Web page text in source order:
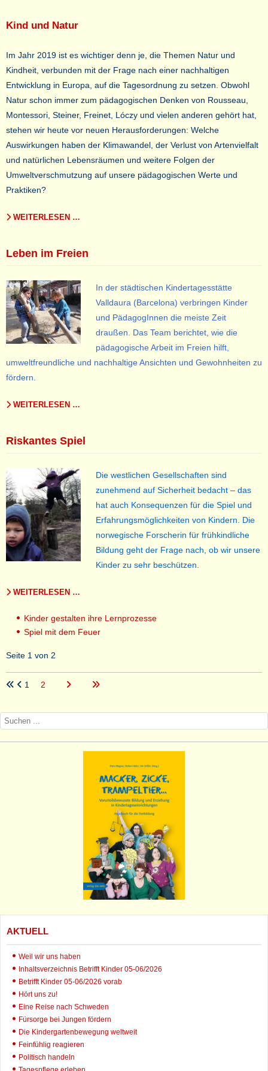
Kind und Natur
Im Jahr 2019 ist es wichtiger denn je, die Themen Natur und
Kindheit, verbunden mit der Frage nach einer nachhaltigen
Entwicklung in Europa, auf die Tagesordnung zu setzen. Obwohl
Natur schon immer zum pädagogischen Denken von Rousseau,
Montessori, Steiner, Freinet, Lóczy und vielen anderen gehört hat,
stehen wir heute vor neuen Herausforderungen: Welche
Auswirkungen haben der Klimawandel, der Verlust von Artenvielfalt
und natürlichen Lebensräumen und weitere Folgen der
Umweltverschmutzung auf unsere pädagogischen Werte und
Praktiken?
WEITERLESEN …
Leben im Freien
In der städtischen Kindertagesstätte
Valldaura (Barcelona) verbringen Kinder
und PädagogInnen die meiste Zeit
draußen. Das Team berichtet, wie die
pädagogische Arbeit im Freien hilft,
umweltfreundliche und nachhaltige Ansichten und Gewohnheiten zu
fördern.
WEITERLESEN …
Riskantes Spiel
Die westlichen Gesellschaften sind
zunehmend auf Sicherheit bedacht – das
hat auch Konsequenzen für die Spiel und
Erfahrungsmöglichkeiten von Kindern. Die
norwegische Forscherin für frühkindliche
Bildung geht der Frage nach, ob wir unsere
Kinder zu sehr beschützen.
WEITERLESEN …
Kinder gestalten ihre Lernprozesse
Spiel mit dem Feuer
Seite 1 von 2
1 2
AKTUELL
Weil wir uns haben
Inhaltsverzeichnis Betrifft Kinder 05-06/2026
Betrifft Kinder 05-06/2026 vorab
Hört uns zu!
Eine Reise nach Schweden
Fürsorge bei Jungen fördern
Die Kindergartenbewegung weltweit
Feinfühlig reagieren
Politisch handeln